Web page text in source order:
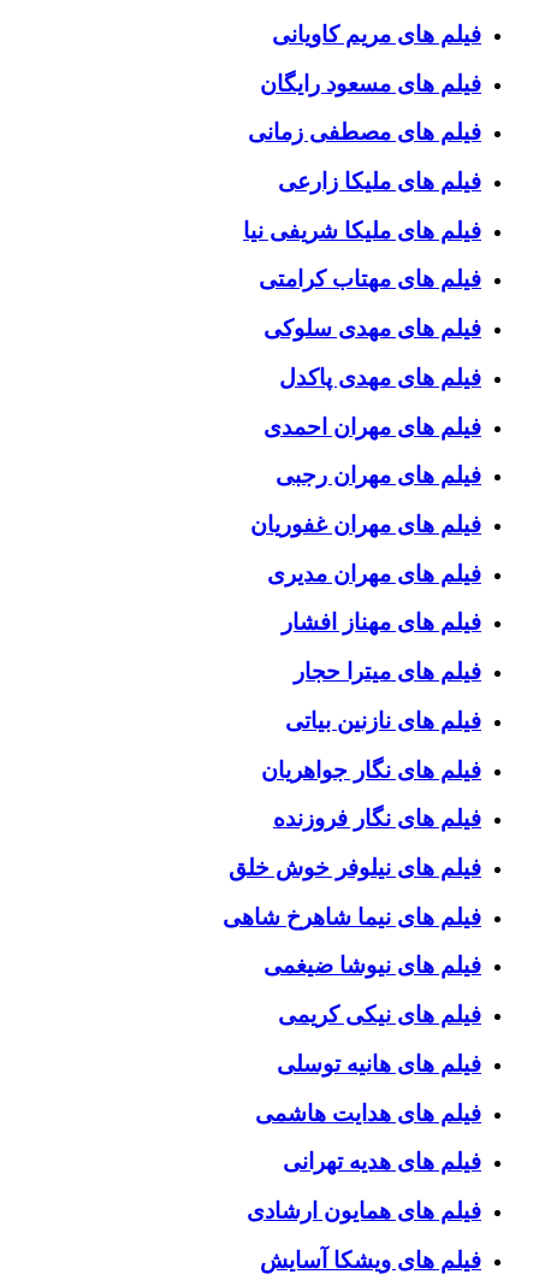
فیلم های مریم کاویانی
فیلم های مسعود رایگان
فیلم های مصطفی زمانی
فیلم های ملیکا زارعی
فیلم های ملیکا شریفی نیا
فیلم های مهتاب کرامتی
فیلم های مهدی سلوکی
فیلم های مهدی پاکدل
فیلم های مهران احمدی
فیلم های مهران رجبی
فیلم های مهران غفوریان
فیلم های مهران مدیری
فیلم های مهناز افشار
فیلم های میترا حجار
فیلم های نازنین بیاتی
فیلم های نگار جواهریان
فیلم های نگار فروزنده
فیلم های نیلوفر خوش خلق
فیلم های نیما شاهرخ شاهی
فیلم های نیوشا ضیغمی
فیلم های نیکی کریمی
فیلم های هانیه توسلی
فیلم های هدایت هاشمی
فیلم های هدیه تهرانی
فیلم های همایون ارشادی
فیلم های ویشکا آسایش